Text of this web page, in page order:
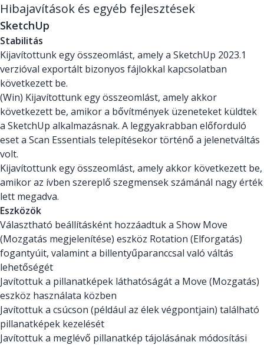
Hibajavítások és egyéb fejlesztések
SketchUp
Stabilitás
Kijavítottunk egy összeomlást, amely a SketchUp 2023.1
verzióval exportált bizonyos fájlokkal kapcsolatban
következett be.
(Win) Kijavítottunk egy összeomlást, amely akkor
következett be, amikor a bővítmények üzeneteket küldtek
a SketchUp alkalmazásnak. A leggyakrabban előforduló
eset a Scan Essentials telepítésekor történő a jelenetváltás
volt.
Kijavítottunk egy összeomlást, amely akkor következett be,
amikor az ívben szereplő szegmensek számánál nagy érték
lett megadva.
Eszközök
Választható beállításként hozzáadtuk a Show Move
(Mozgatás megjelenítése) eszköz Rotation (Elforgatás)
fogantyúit, valamint a billentyűparanccsal való váltás
lehetőségét
Javítottuk a pillanatképek láthatóságát a Move (Mozgatás)
eszköz használata közben
Javítottuk a csúcson (például az élek végpontjain) található
pillanatképek kezelését
Javítottuk a meglévő pillanatkép tájolásának módosítási